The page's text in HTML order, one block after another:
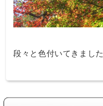
段々と色付いてきました